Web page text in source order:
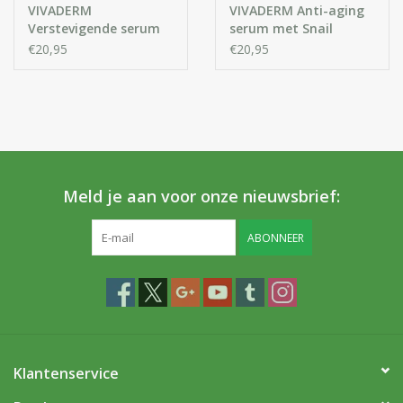
VIVADERM
Verstevigende serum
SYN®-AKE peptide +
€20,95
VIVADERM Anti-aging
serum met Snail
extract Poly-Helixan
€20,95
Meld je aan voor onze nieuwsbrief:
ABONNEER
Klantenservice